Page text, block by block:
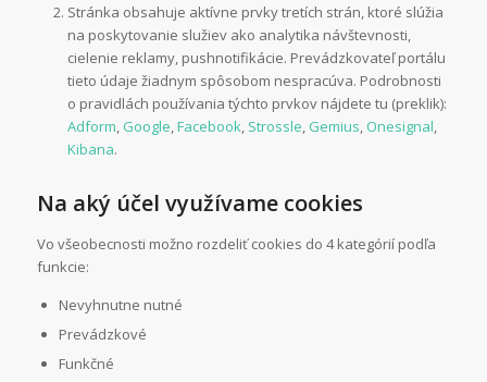
Stránka obsahuje aktívne prvky tretích strán, ktoré slúžia
na poskytovanie služiev ako analytika návštevnosti,
cielenie reklamy, pushnotifikácie. Prevádzkovateľ portálu
tieto údaje žiadnym spôsobom nespracúva. Podrobnosti
o pravidlách používania týchto prvkov nájdete tu (preklik):
Adform, Google,Facebook, Strossle, Gemius, Onesignal,
Kibana.
Na aký účel využívame cookies
Vo všeobecnosti možno rozdeliť cookies do 4 kategórií podľa
funkcie:
Nevyhnutne nutné
Prevádzkové
Funkčné